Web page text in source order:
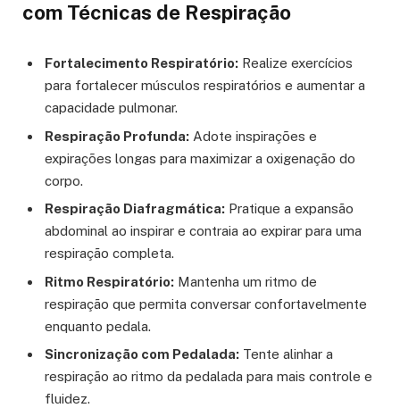
com Técnicas de Respiração
Fortalecimento Respiratório: Realize exercícios
para fortalecer músculos respiratórios e aumentar a
capacidade pulmonar.
Respiração Profunda: Adote inspirações e
expirações longas para maximizar a oxigenação do
corpo.
Respiração Diafragmática: Pratique a expansão
abdominal ao inspirar e contraia ao expirar para uma
respiração completa.
Ritmo Respiratório: Mantenha um ritmo de
respiração que permita conversar confortavelmente
enquanto pedala.
Sincronização com Pedalada: Tente alinhar a
respiração ao ritmo da pedalada para mais controle e
fluidez.